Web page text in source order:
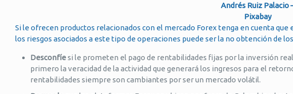
Andrés Ruiz Palacio
Pixabay
Si le ofrecen productos relacionados con el mercado Forex tenga en cuenta que
los riesgos asociados a este tipo de operaciones puede ser la no obtención de
Desconfíesi le prometen el pago de rentabilidades fijas por la inversión
primero la veracidad de la actividad que generará los ingresos para el
rentabilidades siempre son cambiantes por ser un mercado volátil.